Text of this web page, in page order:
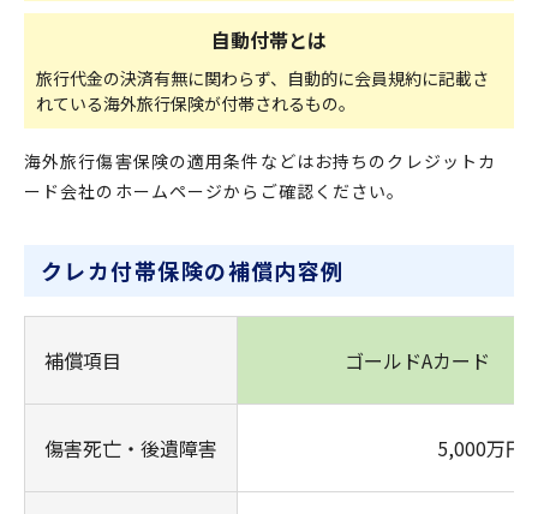
自動付帯とは
旅行代金の決済有無に関わらず、自動的に会員規約に記載さ
れている海外旅行保険が付帯されるもの。
海外旅行傷害保険の適用条件などはお持ちのクレジットカ
ード会社のホームページからご確認ください。
クレカ付帯保険の補償内容例
補償項目 ゴールドAカード
傷害死亡・後遺障害 5,000万円